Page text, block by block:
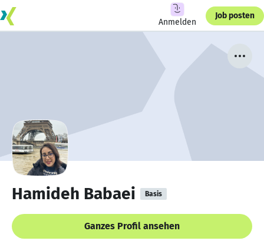
Anmelden
Job posten
Hamideh Babaei Basis
Ganzes Profil ansehen